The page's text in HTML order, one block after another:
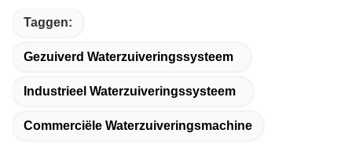
Taggen:
Gezuiverd Waterzuiveringssysteem
Industrieel Waterzuiveringssysteem
Commerciële Waterzuiveringsmachine